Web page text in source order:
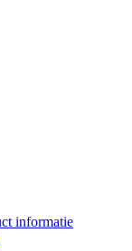
informatie